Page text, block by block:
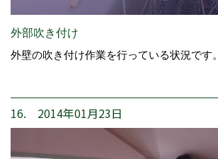
外部吹き付け
外壁の吹き付け作業を行っている状況です。
16. 2014年01月23日